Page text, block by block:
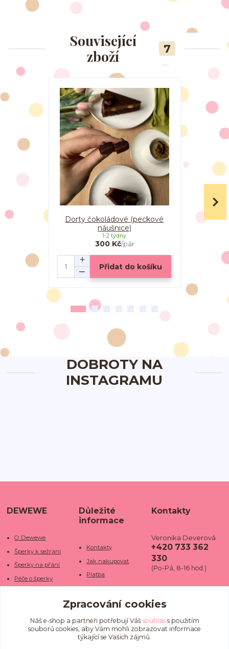
Související
zboží
7
Dorty čokoládové (peckové
náušnice)
300 Kč/pár
1-2 týdny
Přidat do košíku
Dorty
DOBROTY NA
INSTAGRAMU
DEWEWE
O Dewewe
Šperky k sežrání
Šperky na přání
Péče o šperky
Kamenné obchody
Fotogalerie
Důležité
informace
Kontakty
Jak nakupovat
Platba
Doba dodání
Doprava
Obchodní podmínky
Ochrana osobních
Kontakty
Veronika Deverová
+420 733 362
330
(Po-Pá, 8-16 hod.)
we.cz
Zpracování cookies
Náš e-shop a partneři potřebují Váš souhlass použitím
souborů cookies, aby Vám mohli zobrazovat informace
týkající se Vašich zájmů.